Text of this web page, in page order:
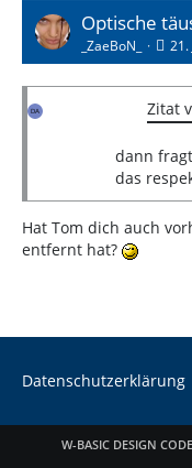
Optische
_ZaeBoN_ 21.
Zitat
dann
das
Hat Tom dich auch
entfernt hat?
Datenschutzerklärung
W-BASIC DESIGN